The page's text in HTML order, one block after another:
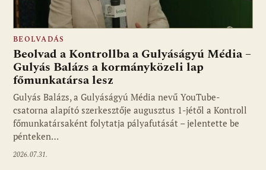
BEOLVADÁS
Beolvad a Kontrollba a Gulyáságyú Média –
Gulyás Balázs a kormányközeli lap
főmunkatársa lesz
Gulyás Balázs, a Gulyáságyú Média nevű YouTube-
csatorna alapító szerkesztője augusztus 1-jétől a Kontroll
főmunkatársaként folytatja pályafutását – jelentette be
pénteken…
2026.07.31.